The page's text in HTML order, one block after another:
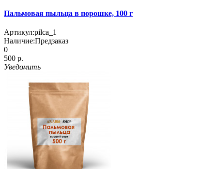
Пальмовая пыльца в порошке, 100 г
Артикул:pilca_1
Наличие:Предзаказ
0
500 р.
Уведомить